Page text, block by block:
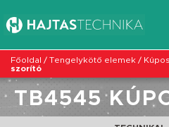
Főoldal / Tengelykötő elemek /
szorító
TB4545